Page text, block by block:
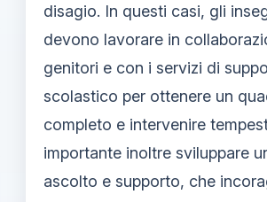
disagio. In questi casi, gli
devono lavorare in
genitori e con i servizi di
scolastico per ottenere un
completo e intervenire
importante inoltre sviluppare
ascolto e supporto, che